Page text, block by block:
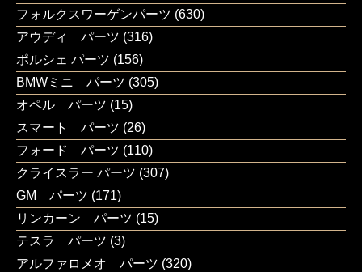
フォルクスワーゲンパーツ (630)
アウディ パーツ (316)
ポルシェ パーツ (156)
BMWミニ パーツ (305)
オペル パーツ (15)
スマート パーツ (26)
フォード パーツ (110)
クライスラー パーツ (307)
GM パーツ (171)
リンカーン パーツ (15)
テスラ パーツ (3)
アルファロメオ パーツ (320)